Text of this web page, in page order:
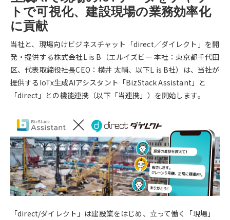
トで可視化、建設現場の業務効率化
に貢献
当社と、現場向けビジネスチャット「direct／ダイレクト」を開
発・提供する株式会社L is B（エルイズビー 本社：東京都千代田
区、代表取締役社長CEO：横井 太輔、以下L is B社）は、当社が
提供する IoTx生成AIアシスタント 「BizStack Assistant」と
「direct」との機能連携（以下「当連携」）を開始します。
「direct/ダイレクト」は建設業をはじめ、立って働く「現場」